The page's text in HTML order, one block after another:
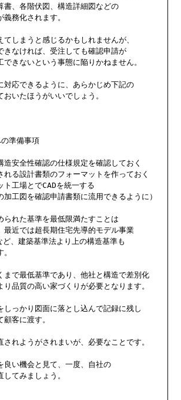
書、各階伏図、構造詳細図などの
務化されます。
てしまうと感じるかもしれませんが、
きなければ、受注しても確認申請が
できないという事態に陥りかねません。
対応できるように、あらかじめ下記の
おいたほうがいいでしょう。
準備事項
造安全性確認の仕様規定を確認しておく
れる設計書類のフォーマットを作っておく
ト工場とでCADを統一する
加工図を確認申請書類に流用できるように）
られた基準を最低限満たすことは
最近では超長期住宅先導的モデル事業
ど、建築基準法より上の構造基準も
まで最低基準であり、他社と構造で差別化
り品質の高い家づくりが必要となります。
しっかり図面に落とし込んで記録に残し
顧客に渡す。
されようがされまいが、必要なことです。
良い機会と見て、一度、自社の
てみましょう。